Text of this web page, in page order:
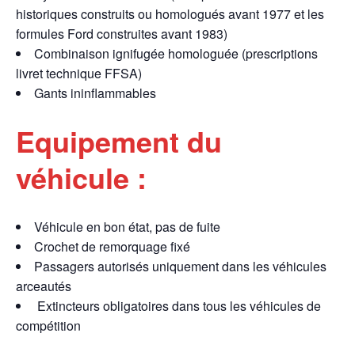
historiques construits ou homologués avant 1977 et les
formules Ford construites avant 1983)
Combinaison ignifugée homologuée (prescriptions
livret technique FFSA)
Gants ininflammables
Equipement du
véhicule :
Véhicule en bon état, pas de fuite
Crochet de remorquage fixé
Passagers autorisés uniquement dans les véhicules
arceautés
Extincteurs obligatoires dans tous les véhicules de
compétition